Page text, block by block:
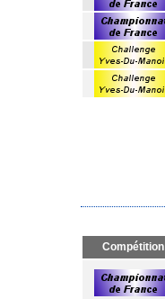
Compétition